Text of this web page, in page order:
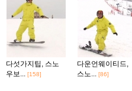
다섯가지팁, 스노
우보... [158]
다운언웨이티드,
스노... [86]